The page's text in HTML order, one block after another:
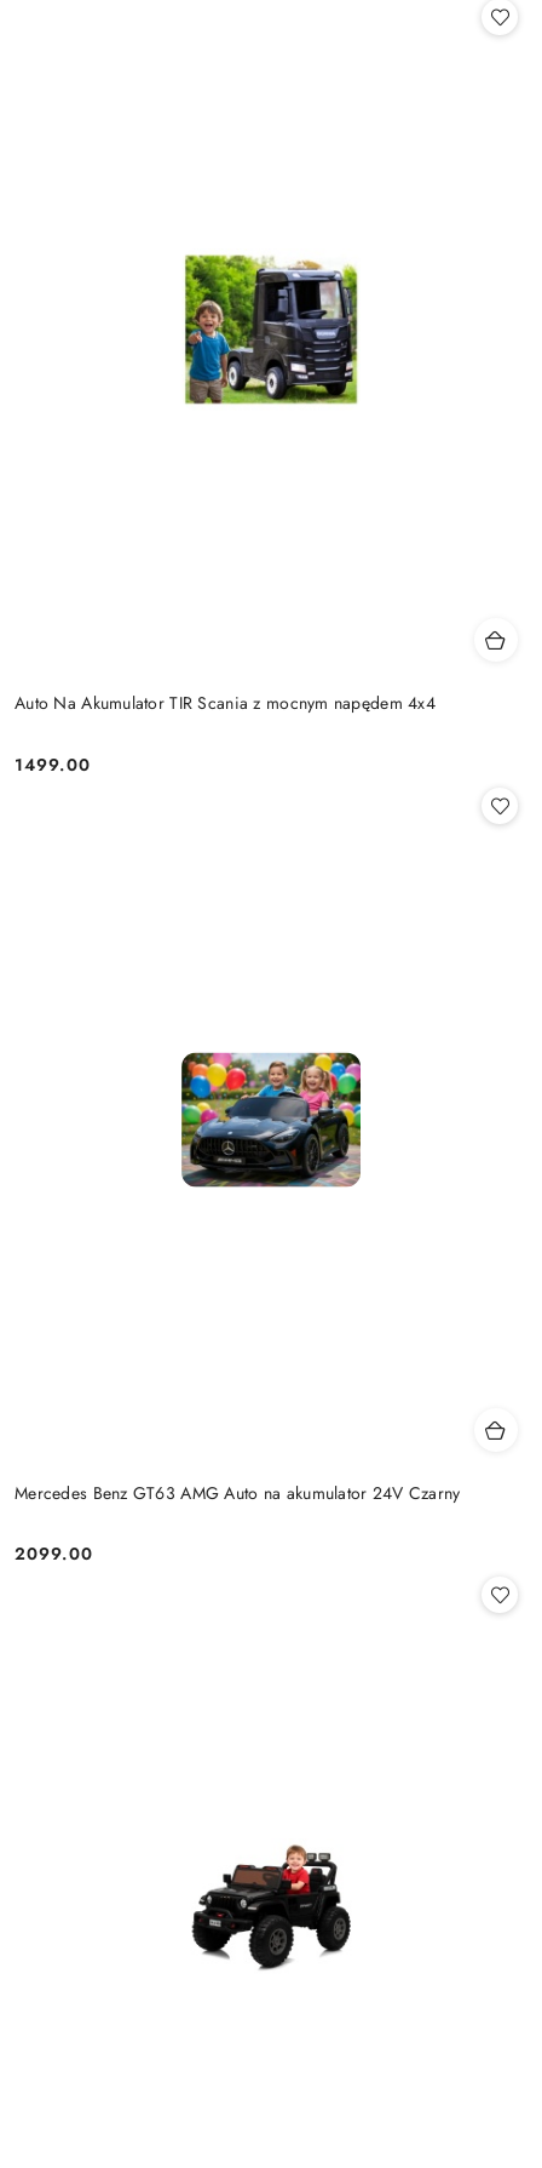
Auto Na Akumulator TIR Scania z mocnym napędem 4x4
Cena:
1499.00
Mercedes Benz GT63 AMG Auto na akumulator 24V Czarny
Cena:
2099.00